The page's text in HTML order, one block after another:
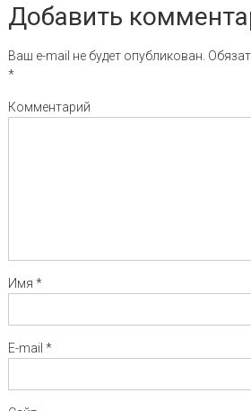
Добавить
Ваш e-mail не будет опубликован.
*
Комментарий
Имя *
E-mail *